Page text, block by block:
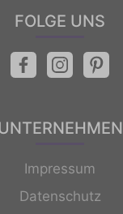
FOLGE UNS
Impressum
Datenschutz